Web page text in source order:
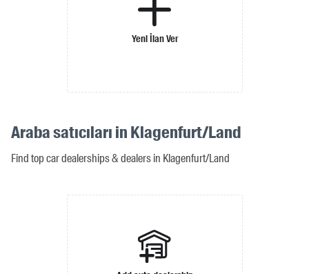
Yeni İlan Ver
Araba satıcıları in Klagenfurt/Land
Find top car dealerships & dealers in Klagenfurt/Land